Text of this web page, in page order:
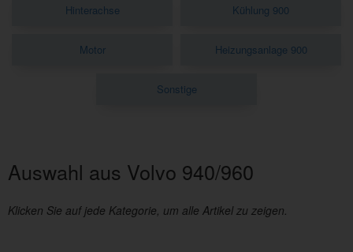
Hinterachse Kühlung 900
Motor Heizungsanlage 900
Sonstige
Auswahl aus Volvo 940/960
Klicken Sie auf jede Kategorie, um alle Artikel zu zeigen.